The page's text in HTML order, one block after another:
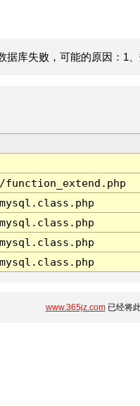
据库失败，可能的原因：1
www.365jz.com已经将